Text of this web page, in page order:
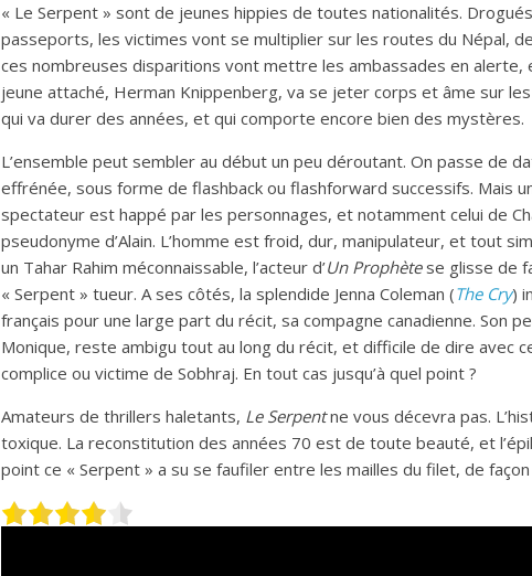
« Le Serpent » sont de jeunes hippies de toutes nationalités.
passeports, les victimes vont se multiplier sur les routes du Népal,
ces nombreuses disparitions vont mettre les ambassades en alerte,
jeune attaché, Herman Knippenberg, va se jeter corps et âme sur
qui va durer des années, et qui comporte encore bien des mystères.
L’ensemble peut sembler au début un peu déroutant. On passe de
effrénée, sous forme de flashback ou flashforward successifs. Mais
spectateur est happé par les personnages, et notamment celui de
pseudonyme d’Alain. L’homme est froid, dur, manipulateur, et tout
un Tahar Rahim méconnaissable, l’acteur d’Un Prophètese glisse de
« Serpent » tueur. A ses côtés, la splendide Jenna Coleman (The Cry)
français pour une large part du récit, sa compagne canadienne. Son
Monique, reste ambigu tout au long du récit, et difficile de dire avec
complice ou victime de Sobhraj. En tout cas jusqu’à quel point ?
Amateurs de thrillers haletants, Le Serpentne vous décevra pas.
toxique. La reconstitution des années 70 est de toute beauté, et
point ce « Serpent » a su se faufiler entre les mailles du filet, de